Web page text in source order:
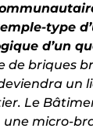
type
d’un
de briques
un
Le
micro-